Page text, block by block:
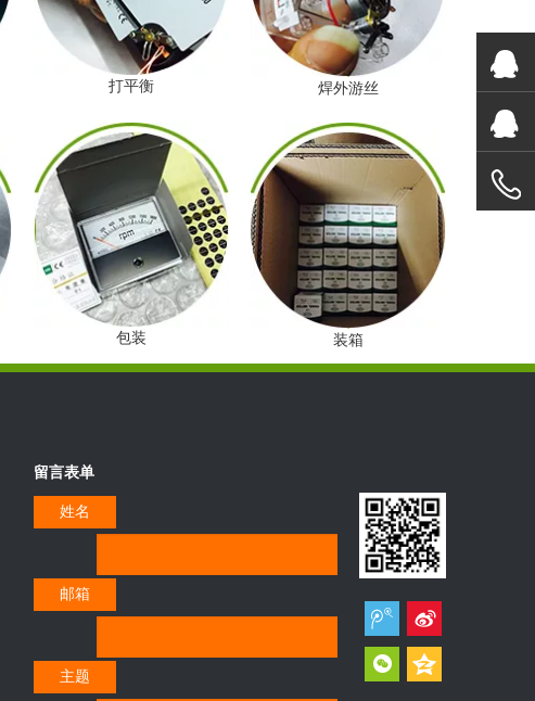
打平衡 焊外游丝
包装 装箱
留言表单
姓名
邮箱
主题